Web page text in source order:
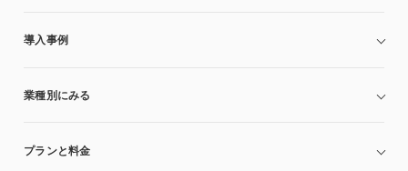
導入事例
業種別にみる
プランと料金